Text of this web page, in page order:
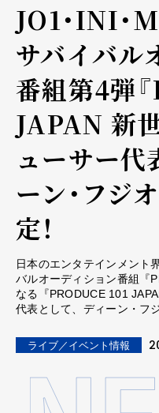
JO1・INI・
サバイバル
番組第4弾
JAPAN 新
ューサー代
ーン・フジ
定！
日本のエンタテインメント
バルオーディション番組『
なる『PRODUCE 101
代表として、ディーン・フ
ライブ／イベント情報